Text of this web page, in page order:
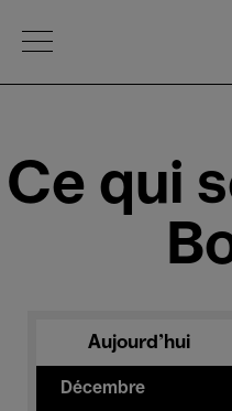
Open Menu
Ce qui
Aujourd'hui
Décembre